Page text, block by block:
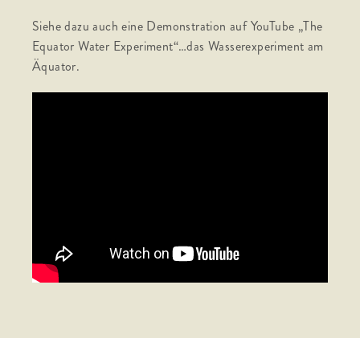
Siehe dazu auch eine Demonstration auf YouTube „The
Equator Water Experiment“…das Wasserexperiment am
Äquator.